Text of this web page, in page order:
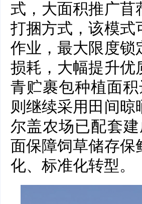
式，大面积推广苜
打捆方式，该模式
作业，最大限度锁
损耗，大幅提升优
青贮裹包种植面
则继续采用田间
尔盖农场已配套
面保障饲草储存
化、标准化转型。